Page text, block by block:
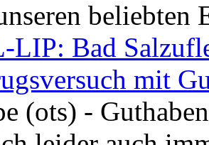
beliebten
LIP: Bad
mit
(ots) -